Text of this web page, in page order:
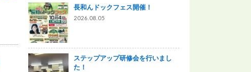
長和んドックフェス開催！
2026.08.05
ステップアップ研修会を行いまし
た！